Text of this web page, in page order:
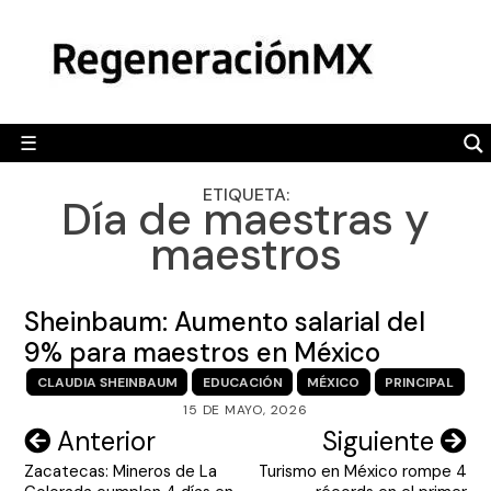
content
☰
POLÍTICA
CAMALEÓN
OPINIÓN
DEPORTES
VIDEOS
ETIQUETA:
Día de maestras y
maestros
Sheinbaum: Aumento salarial del
9% para maestros en México
CLAUDIA SHEINBAUM EDUCACIÓN MÉXICO
PRINCIPAL
15 DE MAYO, 2026
Navegación
de
Anterior
Zacatecas: Mineros de La
Siguiente
Turismo en México rompe 4